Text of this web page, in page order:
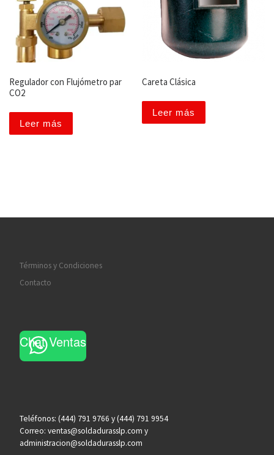
Regulador con Flujómetro par
CO2
Leer más
Careta Clásica
Leer más
Términos y Condiciones
Contacto
Chat Ventas
Teléfonos: (444) 791 9766 y (444) 791 9954
Correo: ventas@soldadurasslp.com y
administracion@soldadurasslp.com